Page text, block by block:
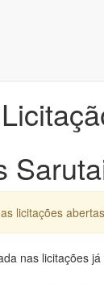
licitações
nas licitações